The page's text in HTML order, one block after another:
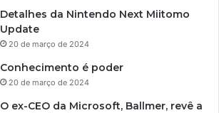
Detalhes da Nintendo Next Miitomo
Update
20 de março de 2024
Conhecimento é poder
20 de março de 2024
O ex-CEO da Microsoft, Ballmer, revê a